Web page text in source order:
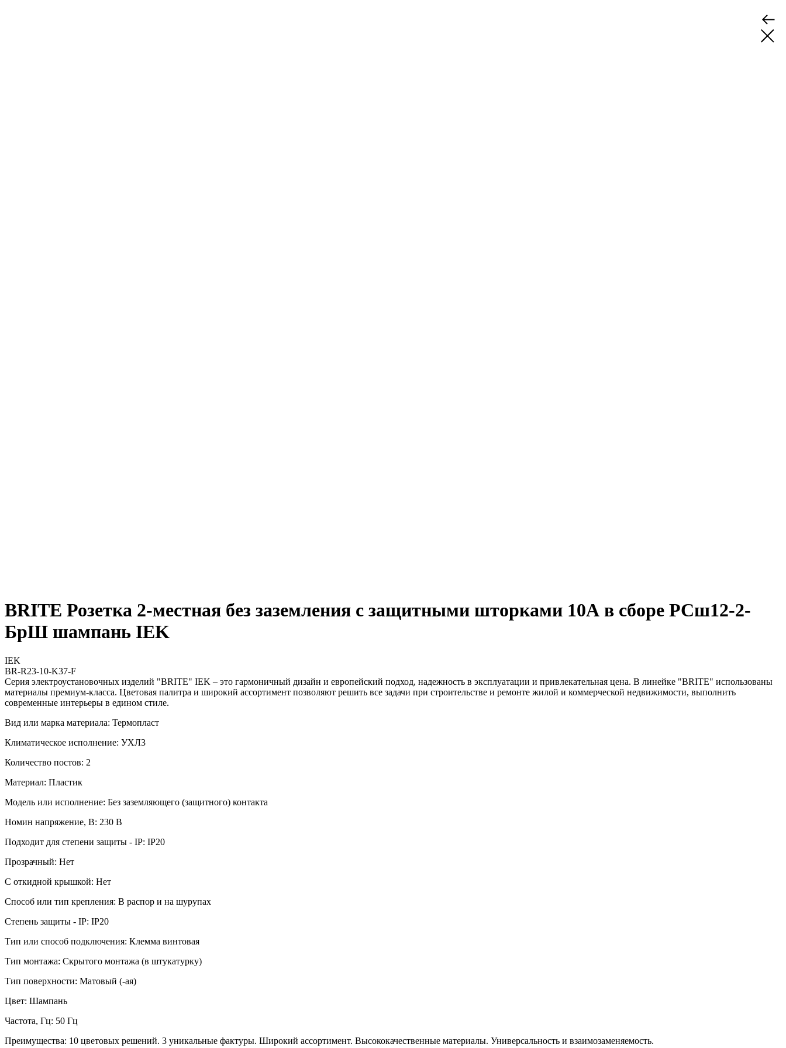
BRITE Розетка 2-местная без заземления с защитными шторками 10А в сборе РСш12-2-
БрШ шампань IEK
IEK
BR-R23-10-K37-F
Серия электроустановочных изделий "BRITE" IEK – это гармоничный дизайн и европейский подход, надежность в эксплуатации и привлекательная цена. В линейке "BRITE" использованы
материалы премиум-класса. Цветовая палитра и широкий ассортимент позволяют решить все задачи при строительстве и ремонте жилой и коммерческой недвижимости, выполнить
современные интерьеры в едином стиле.
Вид или марка материала: Термопласт
Климатическое исполнение: УХЛ3
Количество постов: 2
Материал: Пластик
Модель или исполнение: Без заземляющего (защитного) контакта
Номин напряжение, В: 230 В
Подходит для степени защиты - IP: IP20
Прозрачный: Нет
С откидной крышкой: Нет
Способ или тип крепления: В распор и на шурупах
Степень защиты - IP: IP20
Тип или способ подключения: Клемма винтовая
Тип монтажа: Скрытого монтажа (в штукатурку)
Тип поверхности: Матовый (-ая)
Цвет: Шампань
Частота, Гц: 50 Гц
Преимущества: 10 цветовых решений. 3 уникальные фактуры. Широкий ассортимент. Высококачественные материалы. Универсальность и взаимозаменяемость.